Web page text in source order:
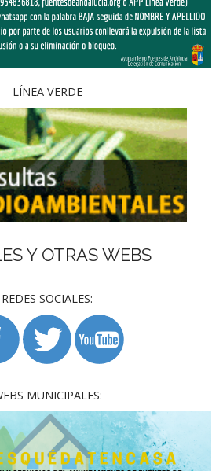
LÍNEA VERDE
Y OTRAS WEBS
REDES SOCIALES:
MUNICIPALES: